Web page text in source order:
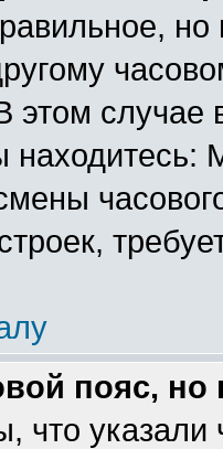
этом
пояс,
что указали